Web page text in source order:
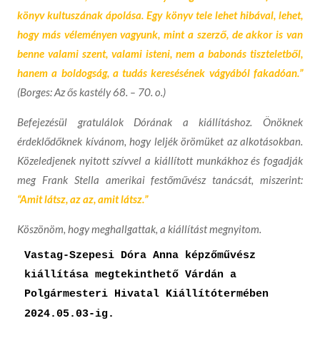
könyv kultuszának ápolása. Egy könyv tele lehet hibával, lehet,
hogy más véleményen vagyunk, mint a szerző, de akkor is van
benne valami szent, valami isteni, nem a babonás tiszteletből,
hanem a boldogság, a tudás keresésének vágyából fakadóan.”
(Borges: Az ős kastély 68. – 70. o.)
Befejezésül gratulálok Dórának a kiállításhoz.
Önöknek
érdeklődőknek kívánom, hogy leljék örömüket az alkotásokban.
Közeledjenek nyitott szívvel a kiállított munkákhoz és fogadják
meg Frank Stella amerikai festőművész tanácsát, miszerint:
“Amit látsz, az az, amit látsz.”
Köszönöm, hogy meghallgattak, a kiállítást megnyitom.
Vastag-Szepesi Dóra Anna képzőművész
kiállítása megtekinthető Várdán a
Polgármesteri Hivatal Kiállítótermében
2024.05.03-ig.